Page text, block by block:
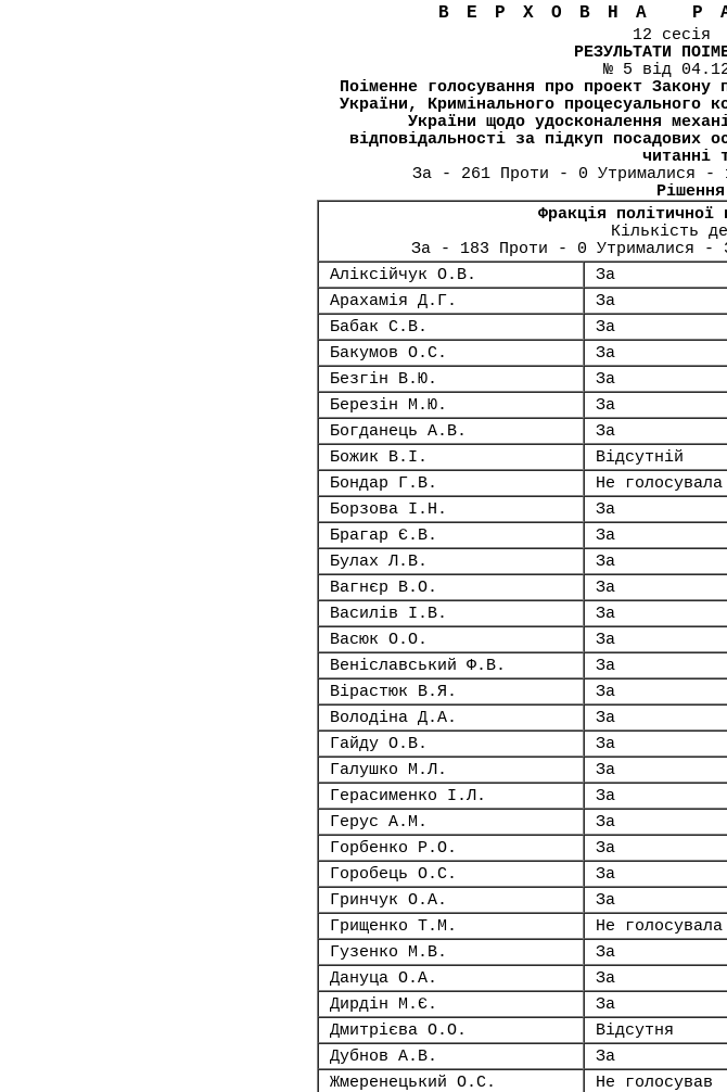
ВЕРХОВНА
12 сесія
РЕЗУЛЬТАТИ
№ 5 від
Поіменне голосування про проект
України, Кримінального процесуального
України щодо удосконалення
відповідальності за підкуп посадових
читанні
За - 261 Проти - 0 Утрималися -
Фракція
Кількість
За - 183 Проти - 0 Утрималися -
Аліксійчук О.В.
За
Арахамія Д.Г.
За
Бабак С.В.
За
Бакумов О.С.
За
Безгін В.Ю.
За
Березін М.Ю.
За
Богданець А.В.
За
Божик В.І.
Відсутній
Бондар Г.В.
Не голосувала
Борзова І.Н.
За
Брагар Є.В.
За
Булах Л.В.
За
Вагнєр В.О.
За
Василів І.В.
За
Васюк О.О.
За
Веніславський Ф.В.
За
Вірастюк В.Я.
За
Володіна Д.А.
За
Гайду О.В.
За
Галушко М.Л.
За
Герасименко І.Л.
За
Герус А.М.
За
Горбенко Р.О.
За
Горобець О.С.
За
Гринчук О.А.
За
Грищенко Т.М.
Не голосувала
Гузенко М.В.
За
Дануца О.А.
За
Дирдін М.Є.
За
Дмитрієва О.О.
Відсутня
Дубнов А.В.
За
Жмеренецький О.С.
Не голосував